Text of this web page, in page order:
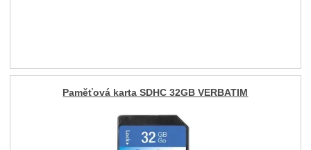
Paměťová karta SDHC 32GB VERBATIM